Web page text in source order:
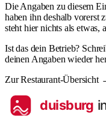
Die Angaben zu diesem
haben ihn deshalb vorerst
steht hier nichts als etwas,
Ist das dein Betrieb?
deinen Angaben wieder
Zur Restaurant-Übersicht